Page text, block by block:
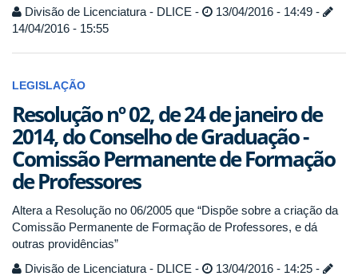
Divisão de Licenciatura - DLICE -
13/04/2016 - 14:49 -
14/04/2016 - 15:55
LEGISLAÇÃO
Resolução nº 02, de 24 de janeiro de
2014, do Conselho de Graduação -
Comissão Permanente de Formação
de Professores
Altera a Resolução no 06/2005 que “Dispõe sobre a criação da
Comissão Permanente de Formação de Professores, e dá
outras providências”
Divisão de Licenciatura - DLICE -
13/04/2016 - 14:25 -